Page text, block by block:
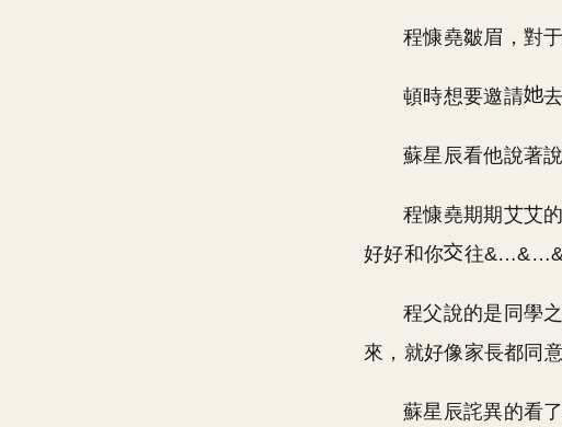
程慷堯皺眉，對
頓時想要邀請
蘇星辰看他說著
程慷堯期期艾艾
好好和你
往
程父說的是同學
來，就好像家長都同
蘇星辰詫異的看